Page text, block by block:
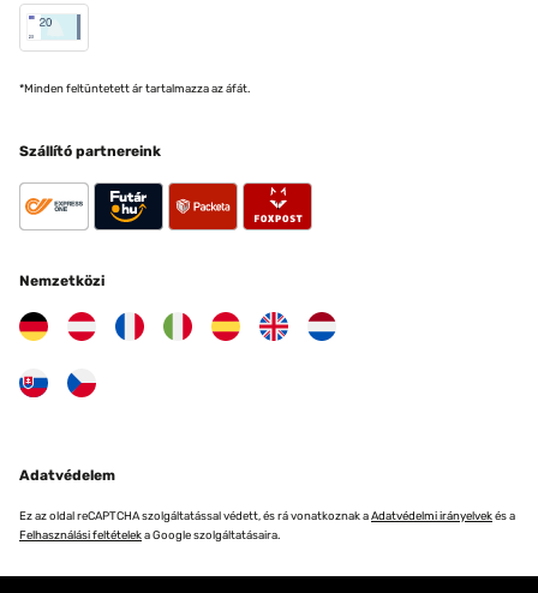
*Minden feltüntetett ár tartalmazza az áfát.
Szállító partnereink
Nemzetközi
Adatvédelem
Ez az oldal reCAPTCHA szolgáltatással védett, és rá vonatkoznak aAdatvédelmi irányelvekés a
Felhasználási feltételeka Google szolgáltatásaira.